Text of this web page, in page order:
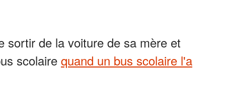
sortir de la voiture de sa mère et
scolaire quand un bus scolaire l'a